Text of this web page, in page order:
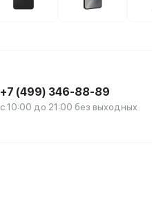
+7 (499) 346-88-89
с 10:00 до 21:00 без выходных